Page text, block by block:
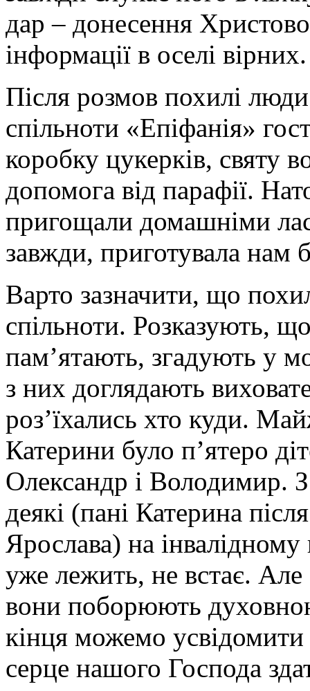
дар – донесення
інформації в оселі вірних.
Після розмов похилі
спільноти «Епіфанія»
коробку цукерків, святу
допомога від парафії.
пригощали домашніми
завжди, приготувала нам
Варто зазначити, що
спільноти. Розказують,
пам’ятають, згадують у
з них доглядають
роз’їхались хто куди.
Катерини було п’ятеро
Олександр і Володимир.
деякі (пані Катерина
Ярослава) на інвалідному
уже лежить, не встає. Але
вони поборюють
кінця можемо усвідомити
серце нашого Господа